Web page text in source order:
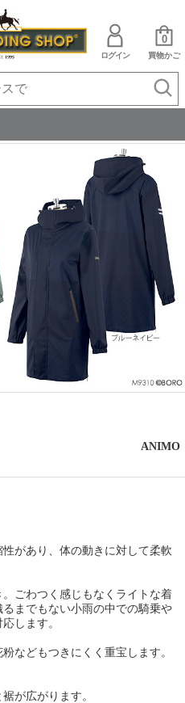
ログイン 買物かご
0
ANIMO
があり、体の動きに対して柔軟
ごわつく感じもなくライトな着
までもない小雨の中での騎乗や
します。
などもつきにくく重宝します。
が広がります。